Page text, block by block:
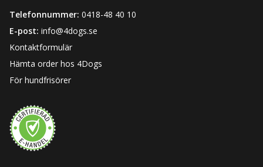
Telefonnummer: 0418-48 40 10
E-post: info@4dogs.se
Kontaktformulär
Hämta order hos 4Dogs
För hundfrisörer